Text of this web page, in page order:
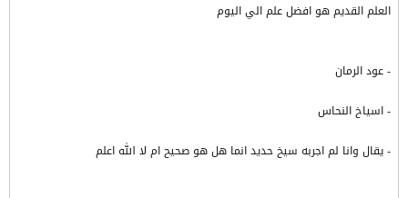
العلم القديم هو افضل علم الي اليوم
- عود الرمان
- اسياخ النحاس
- يقال وانا لم اجربه سيخ حديد انما هل هو صحيح ام لا الله اعلم